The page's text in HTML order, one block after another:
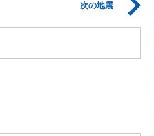
次の地震